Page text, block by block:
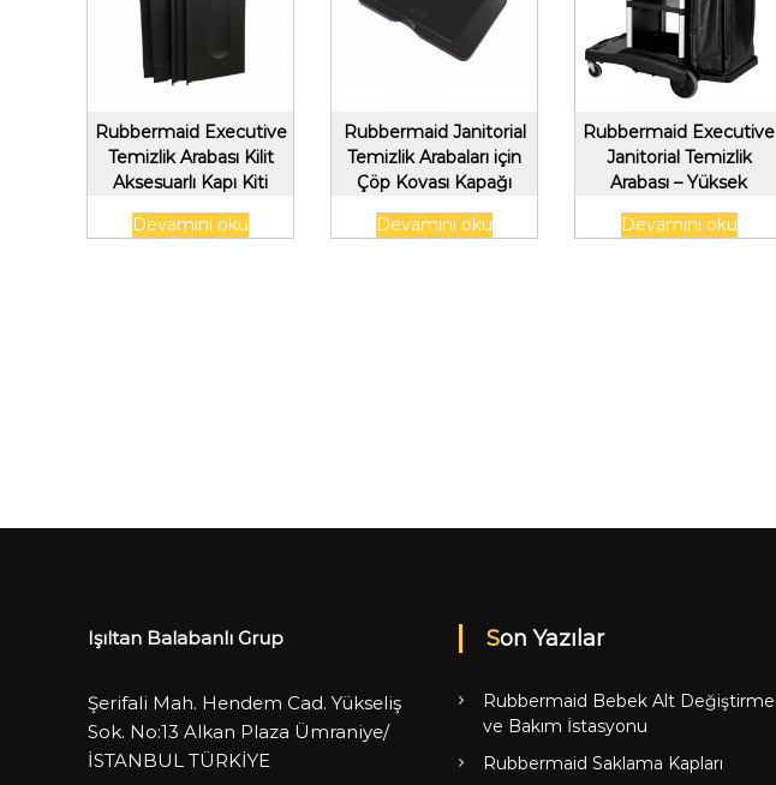
Rubbermaid Executive
Temizlik Arabası Kilit
Aksesuarlı Kapı Kiti
Devamını oku
Rubbermaid Janitorial
Temizlik Arabaları için
Çöp Kovası Kapağı
Plastik, Siyah
Devamını oku
Rubbermaid Executive
Janitorial Temizlik
Arabası – Yüksek
Kapasiteli, Siyah
Devamını oku
Işıltan Balabanlı Grup
Şerifali Mah. Hendem Cad. Yükseliş
Sok. No:13 Alkan Plaza Ümraniye/
İSTANBUL TÜRKİYE
Son Yazılar
Rubbermaid Bebek Alt Değiştirme
ve Bakım İstasyonu
Rubbermaid Saklama Kapları